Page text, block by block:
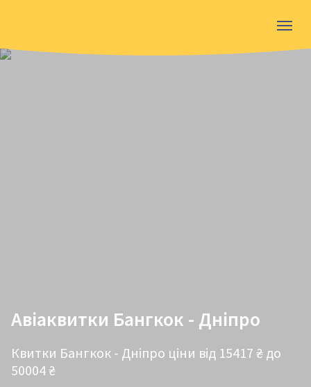
Авіаквитки Бангкок - Дніпро
Квитки Бангкок - Дніпро ціни від 15417 ₴ до
50004 ₴